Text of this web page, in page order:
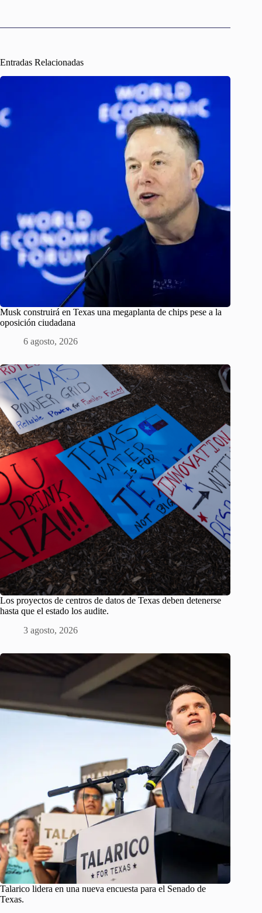
Entradas Relacionadas
Musk construirá en Texas una megaplanta de chips pese a la
oposición ciudadana
6 agosto, 2026
Los proyectos de centros de datos de Texas deben detenerse
hasta que el estado los audite.
3 agosto, 2026
Talarico lidera en una nueva encuesta para el Senado de
Texas.